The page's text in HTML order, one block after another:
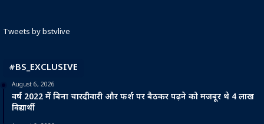
Tweets by bstvlive
#BS_EXCLUSIVE
August 6, 2026
वर्ष 2022 में बिना चारदीवारी और फर्श पर बैठकर पढ़ने को मजबूर थे 4 लाख
विद्यार्थी